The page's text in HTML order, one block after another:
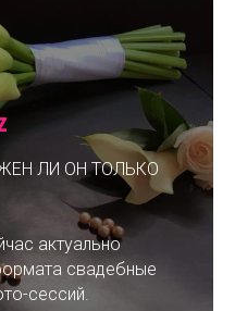
ЛИ ОН ТОЛЬКО
актуально
свадебные
сессий.